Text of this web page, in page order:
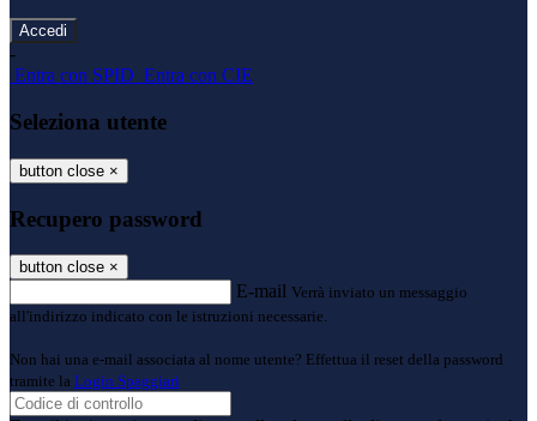
-
Entra con SPID Entra con CIE
Seleziona utente
button close ×
Recupero password
button close ×
E-mail Verrà inviato un messaggio
all'indirizzo indicato con le istruzioni necessarie.
Non hai una e-mail associata al nome utente? Effettua il reset della password
tramite la Login Spaggiari